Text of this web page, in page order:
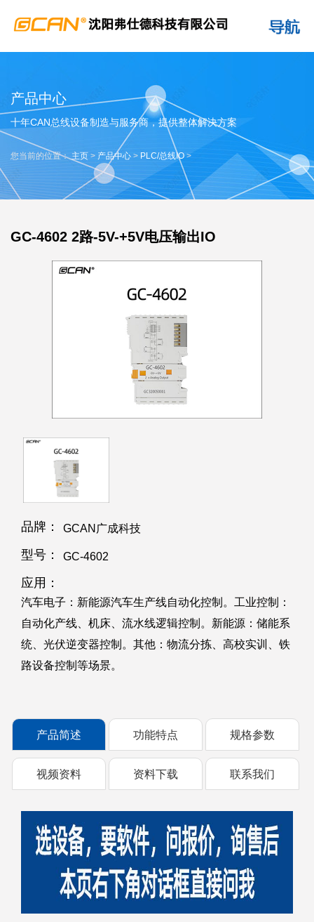
产品中心
十年CAN总线设备制造与服务商，提供整体解决方案
您当前的位置：主页 > 产品中心 > PLC/总线IO>
GC-4602 2路-5V-+5V电压输出IO
品牌： GCAN广成科技
型号： GC-4602
应用：
汽车电子：新能源汽车生产线自动化控制。工业控制：
自动化产线、机床、流水线逻辑控制。新能源：储能系
统、光伏逆变器控制。其他：物流分拣、高校实训、铁
路设备控制等场景。
产品简述 功能特点 规格参数
视频资料 资料下载 联系我们